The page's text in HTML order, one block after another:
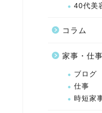
40代美
コラム
家事・仕事
ブログ
仕事
時短家